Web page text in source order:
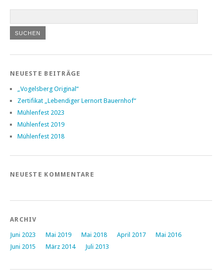
NEUESTE BEITRÄGE
„Vogelsberg Original“
Zertifikat „Lebendiger Lernort Bauernhof“
Mühlenfest 2023
Mühlenfest 2019
Mühlenfest 2018
NEUESTE KOMMENTARE
ARCHIV
Juni 2023 Mai 2019 Mai 2018 April 2017
Mai 2016
Juni 2015
März 2014 Juli 2013